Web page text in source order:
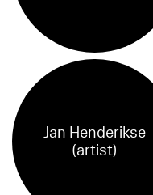
Jan Henderikse
(artist)